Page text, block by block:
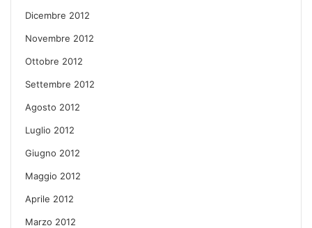
Dicembre 2012
Novembre 2012
Ottobre 2012
Settembre 2012
Agosto 2012
Luglio 2012
Giugno 2012
Maggio 2012
Aprile 2012
Marzo 2012